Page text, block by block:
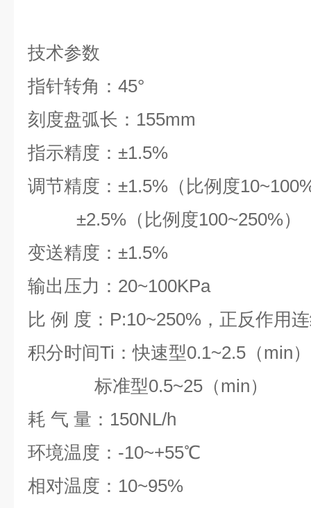
技术参数
指针转角：45°
刻度盘弧长：155mm
指示精度：±1.5%
调节精度：±1.5%（比例度
±2.5% （比例度100~250%）
变送精度：±1.5%
输出压力：20~100KPa
比 例 度：P:10~250%，正反作用
积分时间Ti：快速型0.1~2.5（min）
标准型0.5~25（min）
耗 气 量：150NL/h
环境温度：-10~+55℃
相对温度：10~95%